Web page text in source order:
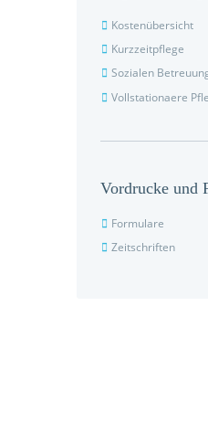
Kostenübersicht
Kurzzeitpflege
Sozialen
Vollstationaere
Vordrucke und
Formulare
Zeitschriften